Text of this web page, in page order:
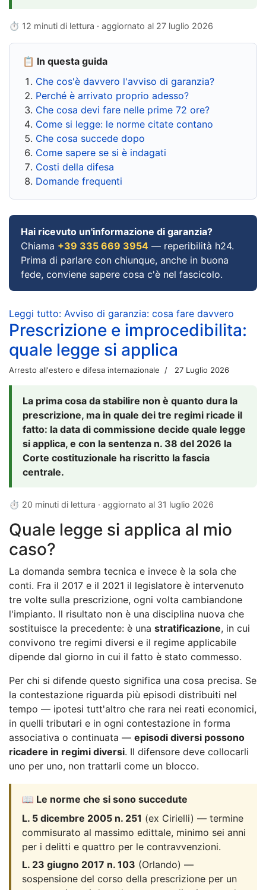
⏱ 12 minuti di lettura · aggiornato al 27 luglio 2026
📋 In questa guida
Che cos'è davvero l'avviso di garanzia?
Perché è arrivato proprio adesso?
Che cosa devi fare nelle prime 72 ore?
Come si legge: le norme citate contano
Che cosa succede dopo
Come sapere se si è indagati
Costi della difesa
Domande frequenti
Hai ricevuto un'informazione di garanzia?
Chiama +39 335 669 3954 — reperibilità h24.
Prima di parlare con chiunque, anche in buona
fede, conviene sapere cosa c'è nel fascicolo.
Leggi tutto: Avviso di garanzia: cosa fare davvero
Prescrizione e improcedibilita:
quale legge si applica
Arresto all'estero e difesa internazionale 27 Luglio 2026
La prima cosa da stabilire non è quanto dura la
prescrizione, ma in quale dei tre regimi ricade il
fatto: la data di commissione decide quale legge
si applica, e con la sentenza n. 38 del 2026 la
Corte costituzionale ha riscritto la fascia
centrale.
⏱ 20 minuti di lettura · aggiornato al 31 luglio 2026
Quale legge si applica al mio
caso?
La domanda sembra tecnica e invece è la sola che
conti. Fra il 2017 e il 2021 il legislatore è intervenuto
tre volte sulla prescrizione, ogni volta cambiandone
l'impianto. Il risultato non è una disciplina nuova che
sostituisce la precedente: è una stratificazione, in cui
convivono tre regimi diversi e il regime applicabile
dipende dal giorno in cui il fatto è stato commesso.
Per chi si difende questo significa una cosa precisa. Se
la contestazione riguarda più episodi distribuiti nel
tempo — ipotesi tutt'altro che rara nei reati economici,
in quelli tributari e in ogni contestazione in forma
associativa o continuata — episodi diversi possono
ricadere in regimi diversi. Il difensore deve collocarli
uno per uno, non trattarli come un blocco.
📖 Le norme che si sono succedute
L. 5 dicembre 2005 n. 251 (ex Cirielli) — termine
commisurato al massimo edittale, minimo sei anni
per i delitti e quattro per le contravvenzioni.
L. 23 giugno 2017 n. 103 (Orlando) —
sospensione del corso della prescrizione per un